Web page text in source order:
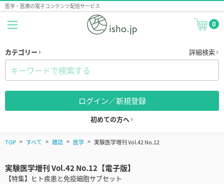
医学・医療の電子コンテンツ配信サービス
0
カテゴリー 詳細検索
ログイン／新規登録
初めての方へ
TOP すべて 雑誌 医学 実験医学増刊 Vol.42 No.12
実験医学増刊 Vol.42 No.12【電子版】
【特集】ヒト疾患と免疫細胞サブセット